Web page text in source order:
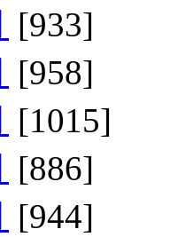
[933]
[958]
[1015]
[886]
[944]